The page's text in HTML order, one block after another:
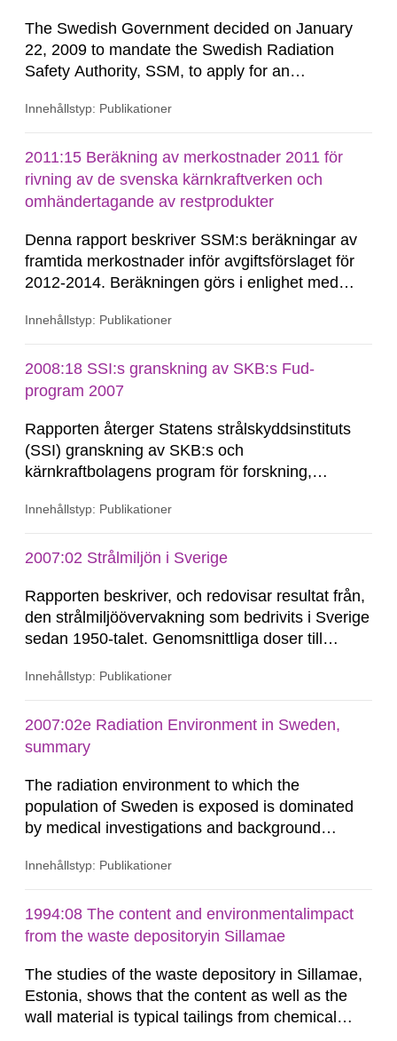
The Swedish Government decided on January
22, 2009 to mandate the Swedish Radiation
Safety Authority, SSM, to apply for an
areas of supervision, an ‘IRRS’ (Integrated
International Atomic Energy Agency (IAEA). On
February 25, 2009, SSM made a formal request
to the IAEA for an IRRS in Sweden. The time...
Innehållstyp: Publikationer
2011:15 Beräkning av merkostnader 2011 för
rivning av de svenska kärnkraftverken och
omhändertagande av restprodukter
Denna rapport beskriver SSM:s beräkningar av
framtida merkostnader inför avgiftsförslaget för
2012-2014. Beräkningen görs i enlighet med
merkostnader fram till dess att restprodukterna
förvarade. Enligt nuvarande beräkningar antas
detta ske 2069. Uppskattningen...
Innehållstyp: Publikationer
2008:18 SSI:s granskning av SKB:s Fud-
program 2007
Rapporten återger Statens strålskyddsinstituts
(SSI) granskning av SKB:s och
kärnkraftbolagens program för forskning,
2007. Rapporten utgör SSI:s remissvar till SKI i
SKB:s återkoppling till det fortsatta forskningsoch
genomförda...
Innehållstyp: Publikationer
2007:02 Strålmiljön i Sverige
Rapporten beskriver, och redovisar resultat från,
den strålmiljöövervakning som bedrivits i Sverige
sedan 1950-talet. Genomsnittliga doser till
redovisas också. En stor del av övervakningen
av radioaktiva ämnen från de atmosfäriska
kärnvapenproven...
Innehållstyp: Publikationer
2007:02e Radiation Environment in Sweden,
summary
The radiation environment to which the
population of Sweden is exposed is dominated
by medical investigations and background
in our houses. That is the conclusion of the first
monitoring data and dose calculations within the
field of radiation. The report shows that people’s
Innehållstyp: Publikationer
1994:08 The content and environmentalimpact
from the waste depositoryin Sillamae
The studies of the waste depository in Sillamae,
Estonia, shows that the content as well as the
wall material is typical tailings from chemical